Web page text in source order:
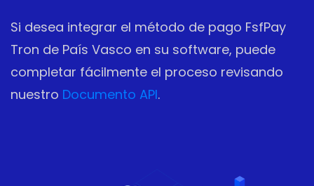
Si desea integrar el método de pago FsfPay
Tron de País Vasco en su software, puede
completar fácilmente el proceso revisando
nuestro Documento API.